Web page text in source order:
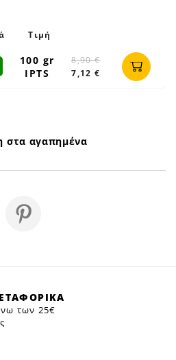
Τιμή
100 gr
IPTS
8,90 €
7,12 €
στα αγαπημένα
των 25€